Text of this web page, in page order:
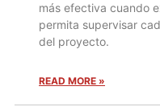
más efectiva cuando
permita supervisar
del proyecto.
READ MORE »